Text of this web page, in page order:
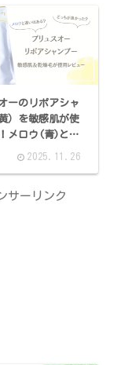
ーのリポアシャ
）を敏感肌が使
メロウ(青)と違
2025.11.26
サーリンク